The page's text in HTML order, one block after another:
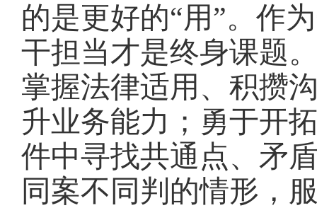
的是更好的“用”。作
干担当才是终身课题
掌握法律适用、积攒
升业务能力；勇于开
件中寻找共通点、矛
同案不同判的情形，